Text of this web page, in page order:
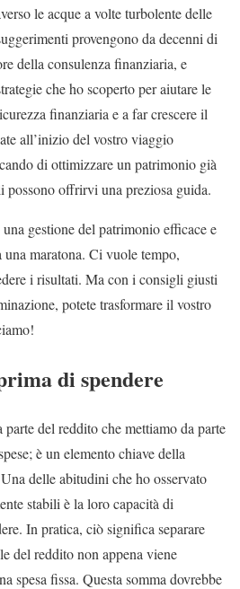
le acque a volte turbolente delle
provengono da decenni di
della consulenza finanziaria, e
che ho scoperto per aiutare le
finanziaria e a far crescere il
all’inizio del vostro viaggio
di ottimizzare un patrimonio già
possono offrirvi una preziosa guida.
gestione del patrimonio efficace e
una maratona. Ci vuole tempo,
i risultati. Ma con i consigli giusti
potete trasformare il vostro
di spendere
del reddito che mettiamo da parte
è un elemento chiave della
delle abitudini che ho osservato
stabili è la loro capacità di
In pratica, ciò significa separare
del reddito non appena viene
spesa fissa. Questa somma dovrebbe